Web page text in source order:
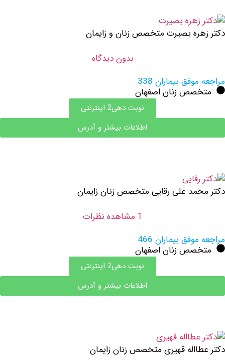
بصیرت متخصص زنان و زایمان
بدون دیدگاه
بیماران 338
زنان اصفهان
نوبت دهی2 اینترنتی
اطلاعات بیشتر و آدرس
علی رقایی متخصص زنان زایمان
بیماران 466
زنان اصفهان
نوبت دهی2 اینترنتی
اطلاعات بیشتر و آدرس
قهیری متخصص زنان زایمان